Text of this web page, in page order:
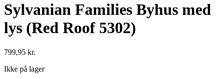
Sylvanian Families Byhus med
lys (Red Roof 5302)
799,95 kr.
Ikke på lager